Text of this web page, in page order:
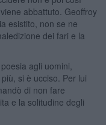
abbattuto. Geoffroy
esistito, non se ne
dei fari e la
agli uomini,
si è ucciso. Per lui
di non fare
e la solitudine degli